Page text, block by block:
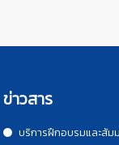
ข่าวสาร
บริการฝึกอบรมและสัม